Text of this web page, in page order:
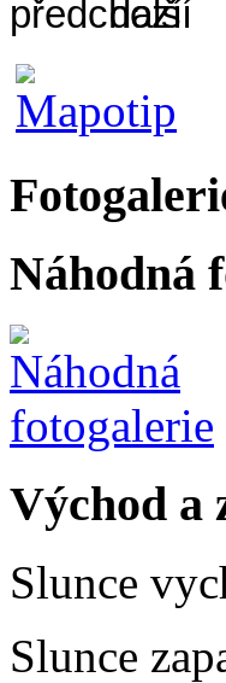
Náhodná
Východ a
Slunce
Slunce